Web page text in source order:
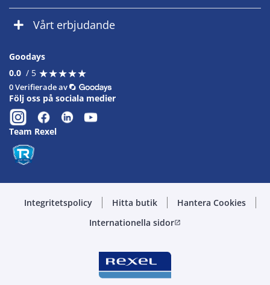
Vårt erbjudande
Goodays
0.0 / 5 ★★★★★
★★★★★
0 Verifierade av
Följ oss på sociala medier
Team Rexel
Integritetspolicy Hitta butik
Hantera Cookies
Internationella sidoropen_in_new